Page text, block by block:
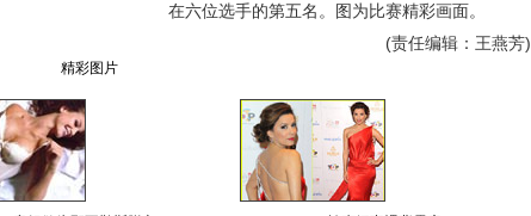
在六位选手的第五名。图为比赛精彩画面。
(责任编辑：王燕芳)
精彩图片